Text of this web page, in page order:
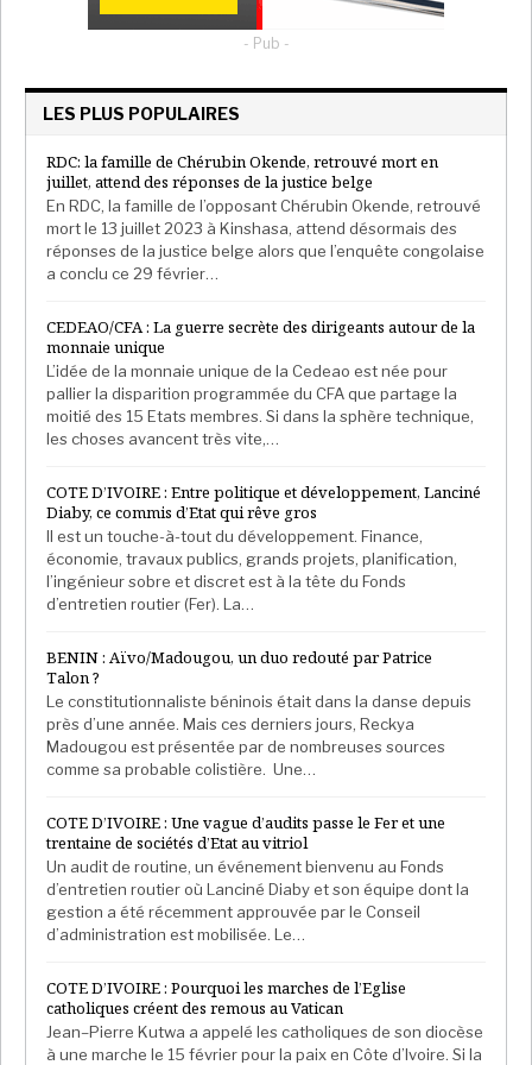
- Pub -
LES PLUS POPULAIRES
RDC: la famille de Chérubin Okende, retrouvé mort en
juillet, attend des réponses de la justice belge
En RDC, la famille de l’opposant Chérubin Okende, retrouvé
mort le 13 juillet 2023 à Kinshasa, attend désormais des
réponses de la justice belge alors que l’enquête congolaise
a conclu ce 29 février…
CEDEAO/CFA : La guerre secrète des dirigeants autour de la
monnaie unique
L’idée de la monnaie unique de la Cedeao est née pour
pallier la disparition programmée du CFA que partage la
moitié des 15 Etats membres. Si dans la sphère technique,
les choses avancent très vite,…
COTE D’IVOIRE : Entre politique et développement, Lanciné
Diaby, ce commis d’Etat qui rêve gros
Il est un touche-à-tout du développement. Finance,
économie, travaux publics, grands projets, planification,
l’ingénieur sobre et discret est à la tête du Fonds
d’entretien routier (Fer). La…
BENIN : Aïvo/Madougou, un duo redouté par Patrice
Talon ?
Le constitutionnaliste béninois était dans la danse depuis
près d’une année. Mais ces derniers jours, Reckya
Madougou est présentée par de nombreuses sources
comme sa probable colistière. Une…
COTE D’IVOIRE : Une vague d’audits passe le Fer et une
trentaine de sociétés d’Etat au vitriol
Un audit de routine, un événement bienvenu au Fonds
d’entretien routier où Lanciné Diaby et son équipe dont la
gestion a été récemment approuvée par le Conseil
d’administration est mobilisée. Le…
COTE D’IVOIRE : Pourquoi les marches de l’Eglise
catholiques créent des remous au Vatican
Jean–Pierre Kutwa a appelé les catholiques de son diocèse
à une marche le 15 février pour la paix en Côte d’Ivoire. Si la